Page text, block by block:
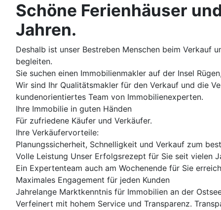
Schöne Ferienhäuser
Jahren.
Deshalb ist unser Bestreben Menschen beim Verkauf
begleiten.
Sie suchen einen Immobilienmakler auf der Insel
Wir sind Ihr Qualitätsmakler für den Verkauf und die
kundenorientiertes Team von Immobilienexperten.
Ihre Immobilie in guten Händen
Für zufriedene Käufer und Verkäufer.
Ihre Verkäufervorteile:
Planungssicherheit, Schnelligkeit und Verkauf zum
Volle Leistung Unser Erfolgsrezept für Sie seit vielen
Ein Expertenteam auch am Wochenende für Sie
Maximales Engagement für jeden Kunden
Jahrelange Marktkenntnis für Immobilien an der
Verfeinert mit hohem Service und Transparenz.